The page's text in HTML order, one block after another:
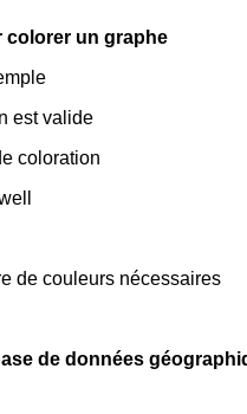
colorer un graphe
est valide
coloration
de couleurs nécessaires
de données